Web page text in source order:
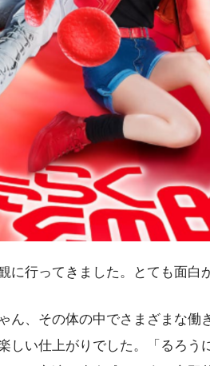
に行ってきました。とても面白
ん、その体の中でさまざまな働
しい仕上がりでした。「るろう